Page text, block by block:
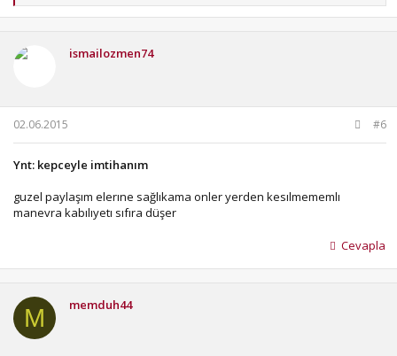
p
ismailozmen74
02.06.2015 #6
Ynt: kepceyle imtihanım
guzel paylaşım elerıne sağlıkama onler yerden kesılmememlı
manevra kabılıyetı sıfıra düşer
Cevapla
M memduh44